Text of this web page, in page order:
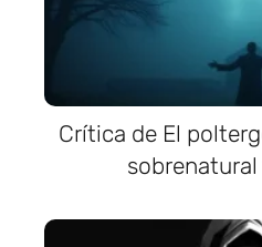
Crítica de El